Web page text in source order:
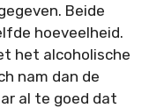
Beide
hoeveelheid.
het alcoholische
nam dan de
al te goed dat